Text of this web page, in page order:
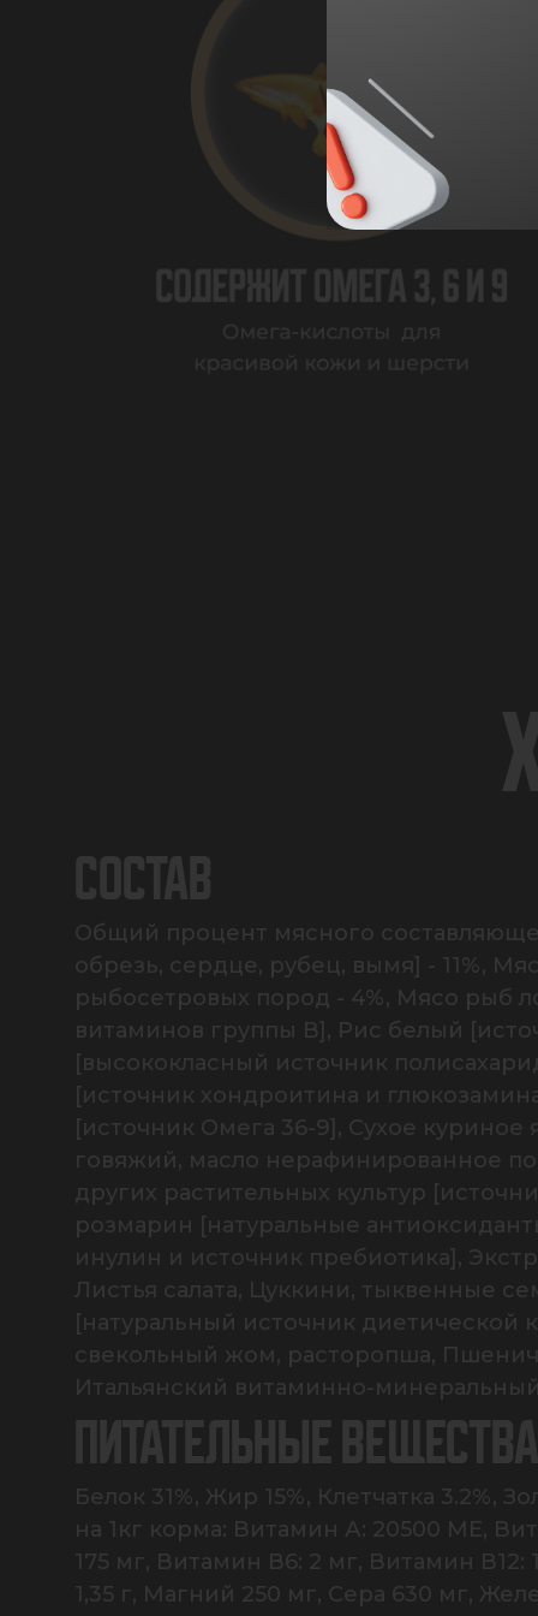
СОСТАВ
Общий процент мясного
обрезь, сердце, рубец, вымя] - 11%,
рыбосетровых пород - 4%, Мясо рыб
витаминов группы В], Рис белый
[высококласный источник
[источник хондроитина и
[источник Омега 36-9], Сухое
говяжий, масло нерафинированное
других растительных культур
розмарин [натуральные
инулин и источник пребиотика],
Листья салата, Цуккини, тыквенные
[натуральный источник диетической
свекольный жом, расторопша,
Итальянский витаминно-
ПИТАТЕЛЬНЫЕ ВЕЩЕСТВА
Белок 31%, Жир 15%, Клетчатка 3.2%,
на 1кг корма: Витамин А: 20500 МЕ,
175 мг, Витамин В6: 2 мг, Витамин В12:
1,35 г, Магний 250 мг, Сера 630 мг,